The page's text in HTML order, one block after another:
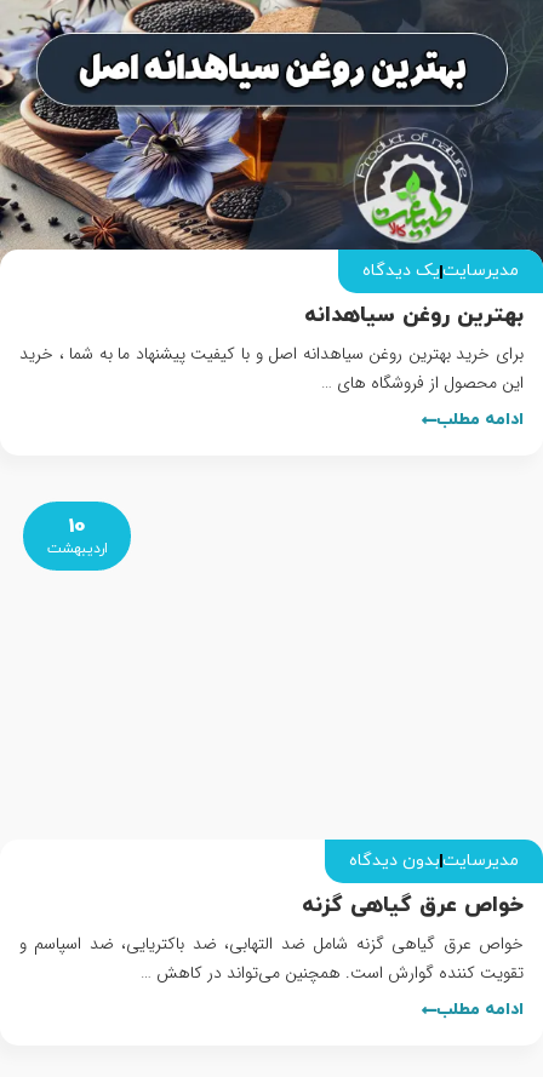
مدیرسایتیک دیدگاه
بهترین روغن سیاهدانه
برای خرید بهترین روغن سیاهدانه اصل و با کیفیت پیشنهاد ما به شما ، خرید
این محصول از فروشگاه های …
ادامه مطلب
10
اردیبهشت
مدیرسایتبدون دیدگاه
خواص عرق گیاهی گزنه
خواص عرق گیاهی گزنه شامل ضد التهابی، ضد باکتریایی، ضد اسپاسم و
تقویت کننده گوارش است. همچنین می‌تواند در کاهش …
ادامه مطلب